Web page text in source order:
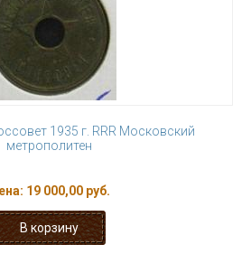
1935 г. RRR Московский
метрополитен
19 000,00 руб.